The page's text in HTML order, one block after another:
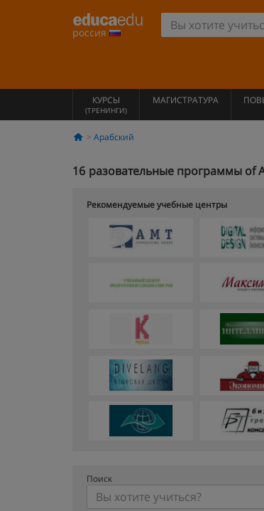
россия
КУРСЫ
(ТРЕНИНГИ)
МАГИСТРАТУРА
Арабский
16 разовательные программы of
Рекомендуемые учебные центры
Поиск